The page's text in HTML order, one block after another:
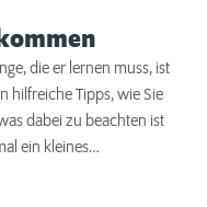
die er lernen muss, ist
hilfreiche Tipps, wie Sie
dabei zu beachten ist
ein kleines
und einem